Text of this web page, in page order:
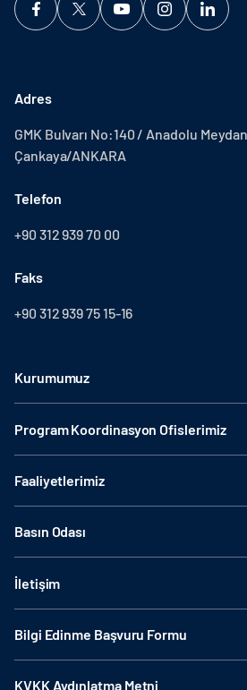
Adres
GMK Bulvarı No:140 / Anadolu
Çankaya/ANKARA
Telefon
+90 312 939 70 00
Faks
+90 312 939 75 15-16
Kurumumuz
Program Koordinasyon Ofislerimiz
Faaliyetlerimiz
Basın Odası
İletişim
Bilgi Edinme Başvuru Formu
KVKK Aydınlatma Metni